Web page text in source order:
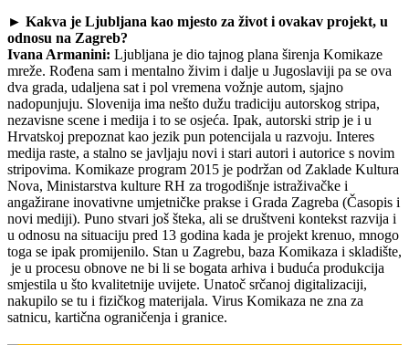
► Kakva je Ljubljana kao mjesto za život i ovakav projekt, u
odnosu na Zagreb?
Ivana Armanini: Ljubljana je dio tajnog plana širenja Komikaze
mreže. Rođena sam i mentalno živim i dalje u Jugoslaviji pa se ova
dva grada, udaljena sat i pol vremena vožnje autom, sjajno
nadopunjuju. Slovenija ima nešto dužu tradiciju autorskog stripa,
nezavisne scene i medija i to se osjeća. Ipak, autorski strip je i u
Hrvatskoj prepoznat kao jezik pun potencijala u razvoju. Interes
medija raste, a stalno se javljaju novi i stari autori i autorice s novim
stripovima. Komikaze program 2015 je podržan od Zaklade Kultura
Nova, Ministarstva kulture RH za trogodišnje istraživačke i
angažirane inovativne umjetničke prakse i Grada Zagreba (Časopis i
novi mediji). Puno stvari još šteka, ali se društveni kontekst razvija i
u odnosu na situaciju pred 13 godina kada je projekt krenuo, mnogo
toga se ipak promijenilo. Stan u Zagrebu, baza Komikaza i skladište,
je u procesu obnove ne bi li se bogata arhiva i buduća produkcija
smjestila u što kvalitetnije uvijete. Unatoč srčanoj digitalizaciji,
nakupilo se tu i fizičkog materijala. Virus Komikaza ne zna za
satnicu, kartična ograničenja i granice.